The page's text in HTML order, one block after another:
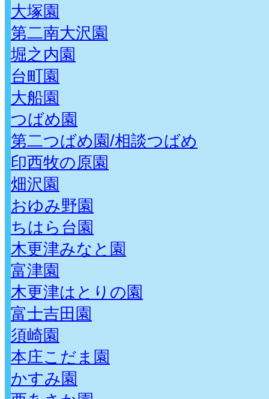
大塚園
第二南大沢園
堀之内園
台町園
大船園
つばめ園
第二つばめ園/相談つばめ
印西牧の原園
畑沢園
おゆみ野園
ちはら台園
木更津みなと園
富津園
木更津はとりの園
富士吉田園
須崎園
本庄こだま園
かすみ園